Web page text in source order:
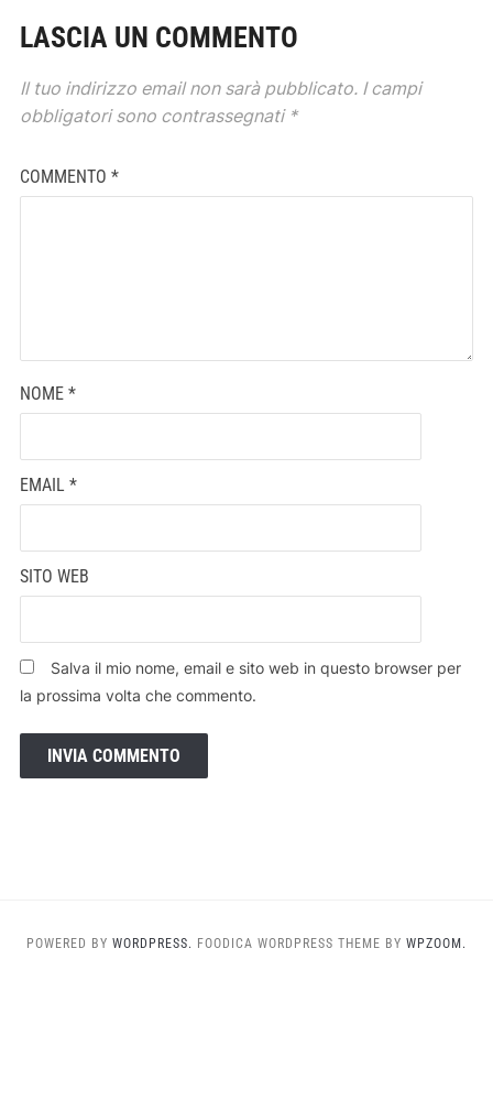
LASCIA UN COMMENTO
Il tuo indirizzo email non sarà pubblicato. I campi
obbligatori sono contrassegnati *
COMMENTO *
NOME *
EMAIL *
SITO WEB
Salva il mio nome, email e sito web in questo browser per
la prossima volta che commento.
POWERED BY WORDPRESS. FOODICA WORDPRESS THEME BY WPZOOM.